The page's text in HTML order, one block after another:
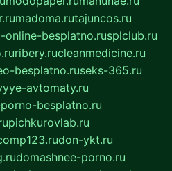
madoma.rutajuncos.ru
online-besplatno.rusplclub.ru
ribery.rucleanmedicine.ru
besplatno.ruseks-365.ru
avtomaty.ru
besplatno.ru
pichkurovlab.ru
don-ykt.ru
domashnee-porno.ru